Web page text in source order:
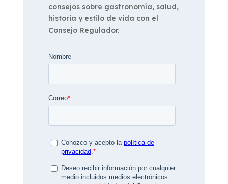
consejos sobre gastronomía, salud,
historia y estilo de vida con el
Consejo Regulador.